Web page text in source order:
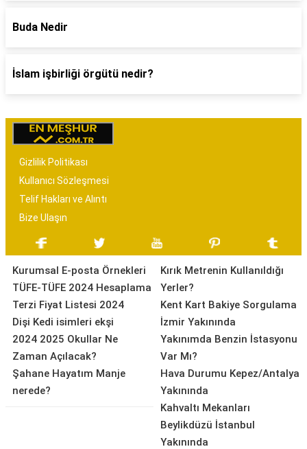
Buda Nedir
İslam işbirliği örgütü nedir?
Gizlilik Politikası
Kullanıcı Sözleşmesi
Telif Hakları ve Alıntı
Bize Ulaşın
Kurumsal E-posta Örnekleri
TÜFE-TÜFE 2024 Hesaplama
Terzi Fiyat Listesi 2024
Dişi Kedi isimleri ekşi
2024 2025 Okullar Ne
Zaman Açılacak?
Şahane Hayatım Manje
nerede?
Kırık Metrenin Kullanıldığı
Yerler?
Kent Kart Bakiye Sorgulama
İzmir Yakınında
Yakınımda Benzin İstasyonu
Var Mı?
Hava Durumu Kepez/Antalya
Yakınında
Kahvaltı Mekanları
Beylikdüzü İstanbul
Yakınında